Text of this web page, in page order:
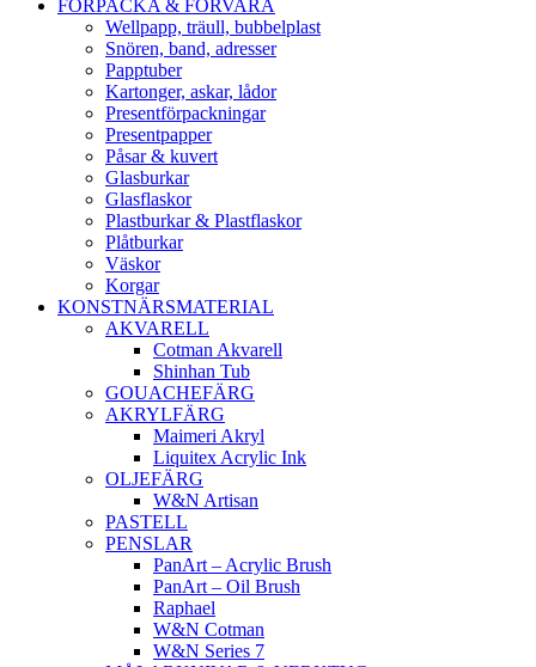
FÖRPACKA & FÖRVARA
Wellpapp, träull, bubbelplast
Snören, band, adresser
Papptuber
Kartonger, askar, lådor
Presentförpackningar
Presentpapper
Påsar & kuvert
Glasburkar
Glasflaskor
Plastburkar & Plastflaskor
Plåtburkar
Väskor
Korgar
KONSTNÄRSMATERIAL
AKVARELL
Cotman Akvarell
Shinhan Tub
GOUACHEFÄRG
AKRYLFÄRG
Maimeri Akryl
Liquitex Acrylic Ink
OLJEFÄRG
W&N Artisan
PASTELL
PENSLAR
PanArt – Acrylic Brush
PanArt – Oil Brush
Raphael
W&N Cotman
W&N Series 7